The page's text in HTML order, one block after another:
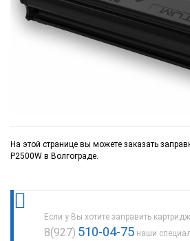
На этой странице вы можете заказать
P2500W в Волгограде.
Если у Вы хотите заправить
8(927) 510-04-75 наши